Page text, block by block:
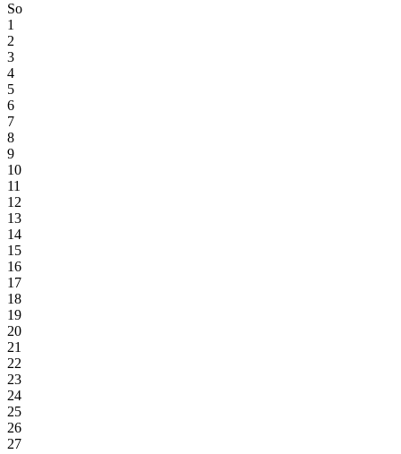
So
1
2
3
4
5
6
7
8
9
10
11
12
13
14
15
16
17
18
19
20
21
22
23
24
25
26
27